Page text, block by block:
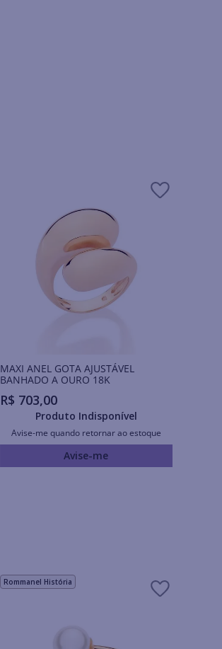
MAXI ANEL GOTA AJUSTÁVEL
BANHADO A OURO 18K
R$ 703,00
Produto Indisponível
Avise-me quando retornar ao estoque
Avise-me
Rommanel História